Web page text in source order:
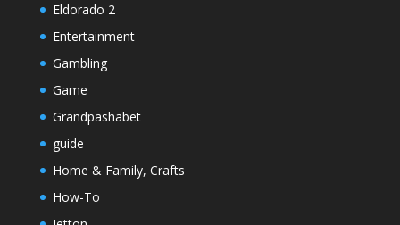
Eldorado 2
Entertainment
Gambling
Game
Grandpashabet
guide
Home & Family, Crafts
How-To